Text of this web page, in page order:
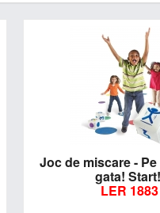
Joc de miscare -
gata! Start!
LER 1883